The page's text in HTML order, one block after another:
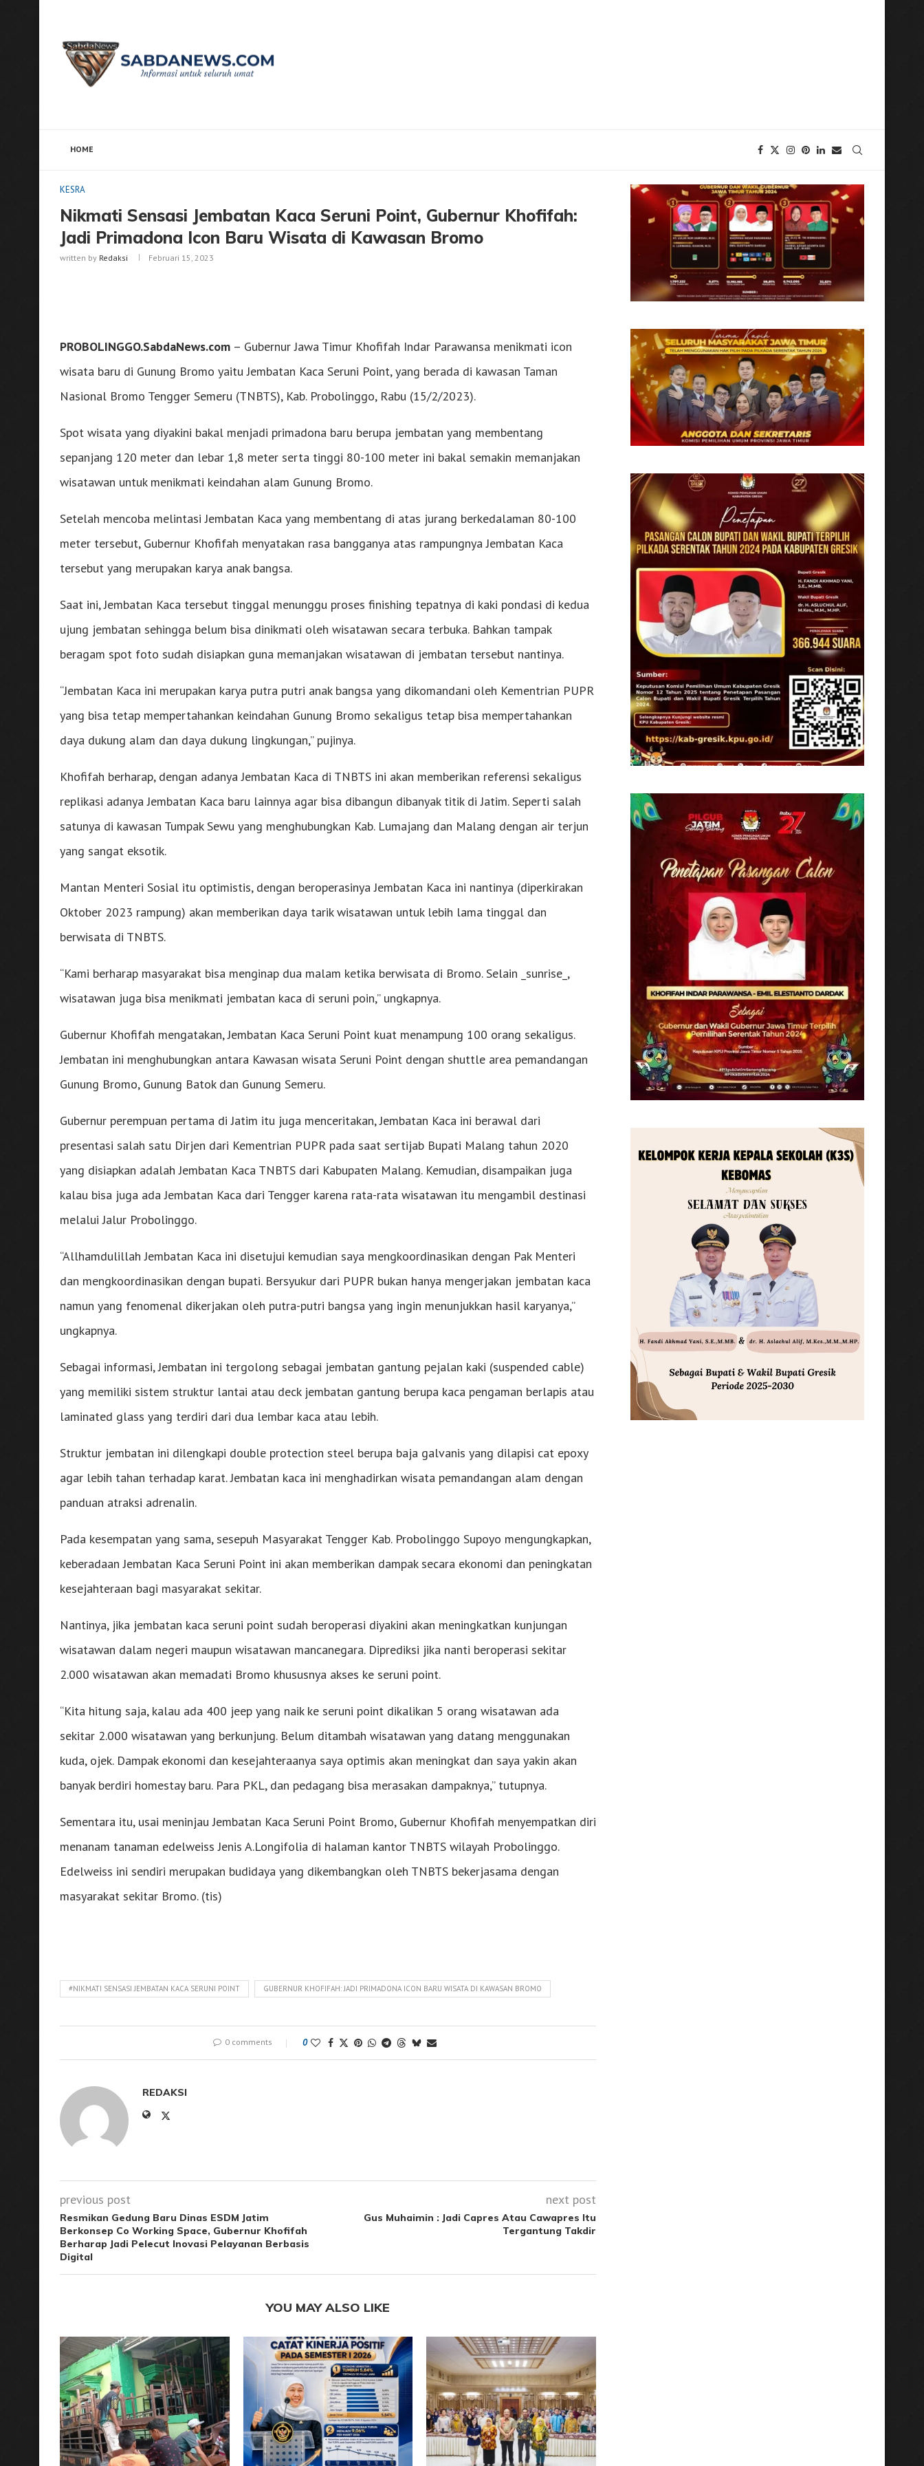
HOME
KESRA
Nikmati Sensasi Jembatan Kaca Seruni Point, Gubernur Khofifah:
Jadi Primadona Icon Baru Wisata di Kawasan Bromo
written by Redaksi Februari 15, 2023
PROBOLINGGO.SabdaNews.com – Gubernur Jawa Timur Khofifah Indar Parawansa menikmati icon
wisata baru di Gunung Bromo yaitu Jembatan Kaca Seruni Point, yang berada di kawasan Taman
Nasional Bromo Tengger Semeru (TNBTS), Kab. Probolinggo, Rabu (15/2/2023).
Spot wisata yang diyakini bakal menjadi primadona baru berupa jembatan yang membentang
sepanjang 120 meter dan lebar 1,8 meter serta tinggi 80-100 meter ini bakal semakin memanjakan
wisatawan untuk menikmati keindahan alam Gunung Bromo.
Setelah mencoba melintasi Jembatan Kaca yang membentang di atas jurang berkedalaman 80-100
meter tersebut, Gubernur Khofifah menyatakan rasa bangganya atas rampungnya Jembatan Kaca
tersebut yang merupakan karya anak bangsa.
Saat ini, Jembatan Kaca tersebut tinggal menunggu proses finishing tepatnya di kaki pondasi di kedua
ujung jembatan sehingga belum bisa dinikmati oleh wisatawan secara terbuka. Bahkan tampak
beragam spot foto sudah disiapkan guna memanjakan wisatawan di jembatan tersebut nantinya.
“Jembatan Kaca ini merupakan karya putra putri anak bangsa yang dikomandani oleh Kementrian PUPR
yang bisa tetap mempertahankan keindahan Gunung Bromo sekaligus tetap bisa mempertahankan
daya dukung alam dan daya dukung lingkungan,” pujinya.
Khofifah berharap, dengan adanya Jembatan Kaca di TNBTS ini akan memberikan referensi sekaligus
replikasi adanya Jembatan Kaca baru lainnya agar bisa dibangun dibanyak titik di Jatim. Seperti salah
satunya di kawasan Tumpak Sewu yang menghubungkan Kab. Lumajang dan Malang dengan air terjun
yang sangat eksotik.
Mantan Menteri Sosial itu optimistis, dengan beroperasinya Jembatan Kaca ini nantinya (diperkirakan
Oktober 2023 rampung) akan memberikan daya tarik wisatawan untuk lebih lama tinggal dan
berwisata di TNBTS.
“Kami berharap masyarakat bisa menginap dua malam ketika berwisata di Bromo. Selain _sunrise_,
wisatawan juga bisa menikmati jembatan kaca di seruni poin,” ungkapnya.
Gubernur Khofifah mengatakan, Jembatan Kaca Seruni Point kuat menampung 100 orang sekaligus.
Jembatan ini menghubungkan antara Kawasan wisata Seruni Point dengan shuttle area pemandangan
Gunung Bromo, Gunung Batok dan Gunung Semeru.
Gubernur perempuan pertama di Jatim itu juga menceritakan, Jembatan Kaca ini berawal dari
presentasi salah satu Dirjen dari Kementrian PUPR pada saat sertijab Bupati Malang tahun 2020
yang disiapkan adalah Jembatan Kaca TNBTS dari Kabupaten Malang. Kemudian, disampaikan juga
kalau bisa juga ada Jembatan Kaca dari Tengger karena rata-rata wisatawan itu mengambil destinasi
melalui Jalur Probolinggo.
“Allhamdulillah Jembatan Kaca ini disetujui kemudian saya mengkoordinasikan dengan Pak Menteri
dan mengkoordinasikan dengan bupati. Bersyukur dari PUPR bukan hanya mengerjakan jembatan kaca
namun yang fenomenal dikerjakan oleh putra-putri bangsa yang ingin menunjukkan hasil karyanya,”
ungkapnya.
Sebagai informasi, Jembatan ini tergolong sebagai jembatan gantung pejalan kaki (suspended cable)
yang memiliki sistem struktur lantai atau deck jembatan gantung berupa kaca pengaman berlapis atau
laminated glass yang terdiri dari dua lembar kaca atau lebih.
Struktur jembatan ini dilengkapi double protection steel berupa baja galvanis yang dilapisi cat epoxy
agar lebih tahan terhadap karat. Jembatan kaca ini menghadirkan wisata pemandangan alam dengan
panduan atraksi adrenalin.
Pada kesempatan yang sama, sesepuh Masyarakat Tengger Kab. Probolinggo Supoyo mengungkapkan,
keberadaan Jembatan Kaca Seruni Point ini akan memberikan dampak secara ekonomi dan peningkatan
kesejahteraan bagi masyarakat sekitar.
Nantinya, jika jembatan kaca seruni point sudah beroperasi diyakini akan meningkatkan kunjungan
wisatawan dalam negeri maupun wisatawan mancanegara. Diprediksi jika nanti beroperasi sekitar
2.000 wisatawan akan memadati Bromo khususnya akses ke seruni point.
“Kita hitung saja, kalau ada 400 jeep yang naik ke seruni point dikalikan 5 orang wisatawan ada
sekitar 2.000 wisatawan yang berkunjung. Belum ditambah wisatawan yang datang menggunakan
kuda, ojek. Dampak ekonomi dan kesejahteraanya saya optimis akan meningkat dan saya yakin akan
banyak berdiri homestay baru. Para PKL, dan pedagang bisa merasakan dampaknya,” tutupnya.
Sementara itu, usai meninjau Jembatan Kaca Seruni Point Bromo, Gubernur Khofifah menyempatkan diri
menanam tanaman edelweiss Jenis A.Longifolia di halaman kantor TNBTS wilayah Probolinggo.
Edelweiss ini sendiri merupakan budidaya yang dikembangkan oleh TNBTS bekerjasama dengan
masyarakat sekitar Bromo. (tis)
#NIKMATI SENSASI JEMBATAN KACA SERUNI POINT GUBERNUR KHOFIFAH: JADI PRIMADONA ICON BARU WISATA DI KAWASAN BROMO
0 comments 0
REDAKSI
previous post
Resmikan Gedung Baru Dinas ESDM Jatim
Berkonsep Co Working Space, Gubernur Khofifah
Berharap Jadi Pelecut Inovasi Pelayanan Berbasis
Digital
next post
Gus Muhaimin : Jadi Capres Atau Cawapres Itu
Tergantung Takdir
YOU MAY ALSO LIKE